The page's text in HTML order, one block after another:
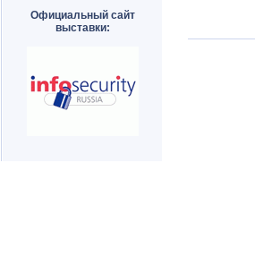
Официальный сайт
выставки: